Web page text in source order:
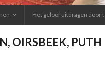
Het geloof uitdragen door
OIRSBEEK,